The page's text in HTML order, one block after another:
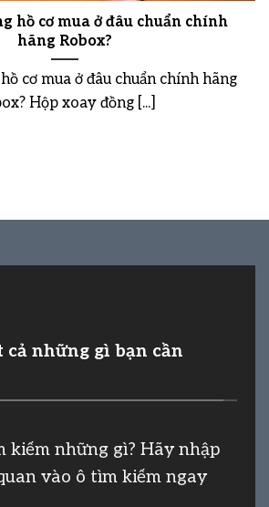
hồ cơ mua ở đâu chuẩn chính
hãng Robox?
cơ mua ở đâu chuẩn chính hãng
Hộp xoay đồng [...]
những gì bạn cần
kiếm những gì? Hãy nhập
vào ô tìm kiếm ngay